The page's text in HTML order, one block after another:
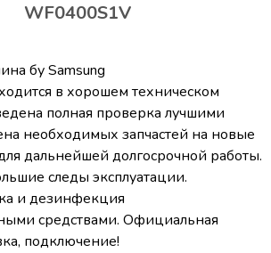
WF0400S1V
бу Samsung
в хорошем техническом
полная проверка лучшими
необходимых запчастей на новые
дальнейшей долгосрочной работы.
следы эксплуатации.
и дезинфекция
средствами. Официальная
подключение!